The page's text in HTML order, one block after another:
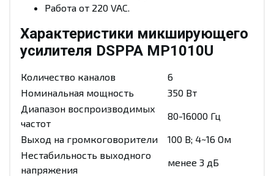
Работа от 220 VAC.
Характеристики микширующего
усилителя DSPPA MP1010U
Количество каналов
6
Номинальная мощность
350 Вт
Диапазон воспроизводимых
частот
80-16000 Гц
Выход на громкоговорители
100 В; 4~16 Ом
Нестабильность выходного
напряжения
менее 3 дБ